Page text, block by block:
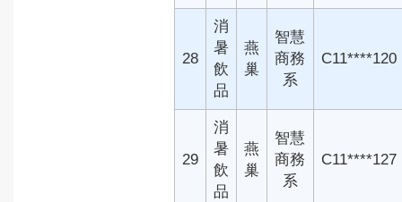
28
消
暑
飲
品
燕
巢
智慧
商務
系
C11****120
29
消
暑
飲
品
燕
巢
智慧
商務
系
C11****127